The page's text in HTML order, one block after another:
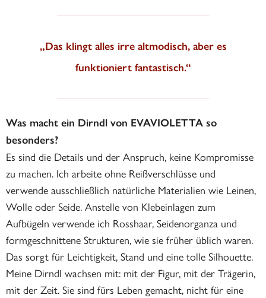
„Das klingt alles irre altmodisch, aber es
funktioniert fantastisch.“
Was macht ein Dirndl von EVAVIOLETTA so
besonders?
Es sind die Details und der Anspruch, keine Kompromisse
zu machen. Ich arbeite ohne Reißverschlüsse und
verwende ausschließlich natürliche Materialien wie Leinen,
Wolle oder Seide. Anstelle von Klebeinlagen zum
Aufbügeln verwende ich Rosshaar, Seidenorganza und
formgeschnittene Strukturen, wie sie früher üblich waren.
Das sorgt für Leichtigkeit, Stand und eine tolle Silhouette.
Meine Dirndl wachsen mit: mit der Figur, mit der Trägerin,
mit der Zeit. Sie sind fürs Leben gemacht, nicht für eine